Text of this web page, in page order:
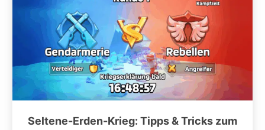
Seltene-Erden-Krieg: Tipps & Tricks zum